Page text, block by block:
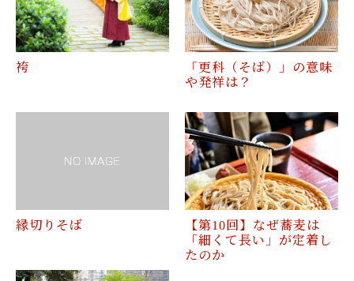
袴
「更科（そば）」の意味
や発祥は？
縁切りそば
【第10回】なぜ蕎麦は
「細くて長い」が定着し
たのか